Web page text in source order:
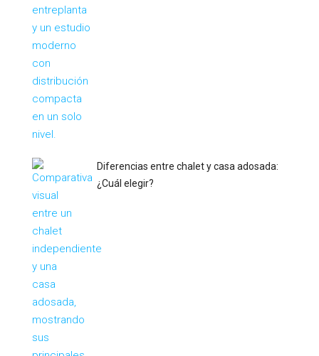
Diferencias entre chalet y casa adosada:
¿Cuál elegir?